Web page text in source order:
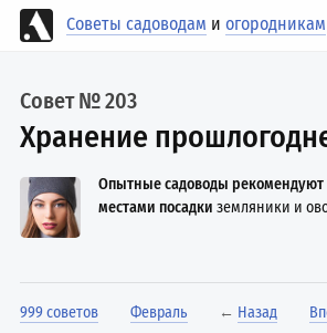
Советы садоводам иогородникам
Совет № 203
Хранение
Опытные садоводы рекомендуют
местами посадки земляники и
999 советов Февраль ← Назад